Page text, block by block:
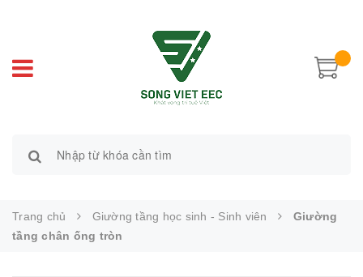
Trang chủ Giường tầng học sinh - Sinh viên
Giường
tầng chân ống tròn